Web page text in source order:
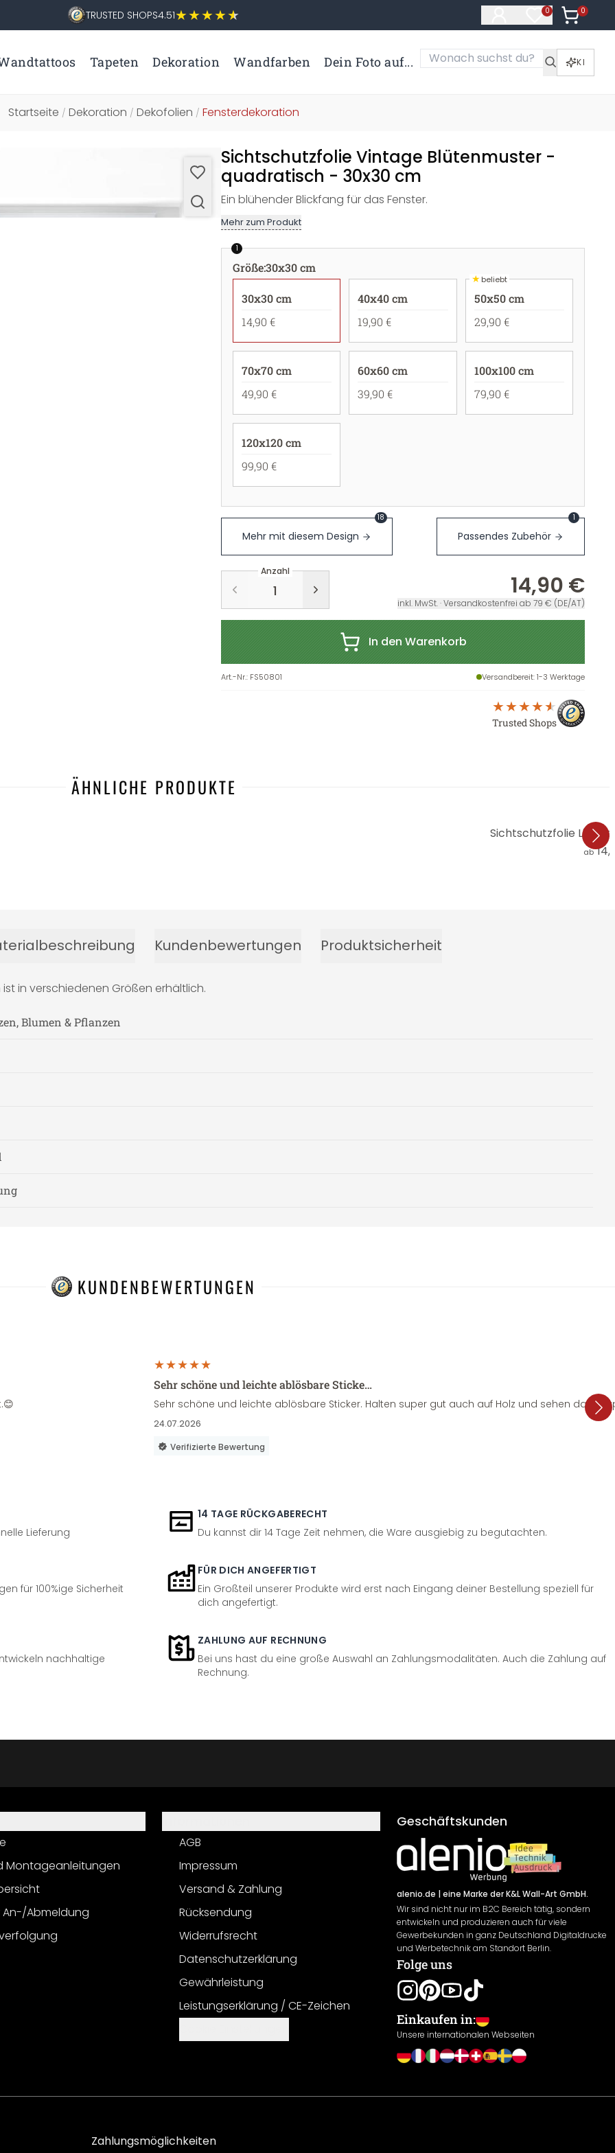
TRUSTED SHOPS4.51 0
Artikel im
0
Artikel
Tapeten Dekoration Wandfarben Dein Foto auf... KI
Startseite / Dekoration / Dekofolien / Fensterdekoration
Sichtschutzfolie Vintage Blütenmuster -
quadratisch - 30x30 cm
Ein blühender Blickfang für das Fenster.
Mehr zum Produkt
1
Größe:30x30 cm
30x30 cm
14,90 €
40x40 cm
19,90 €
★beliebt
50x50 cm
29,90 €
70x70 cm
49,90 €
60x60 cm
39,90 €
100x100 cm
79,90 €
120x120 cm
99,90 €
Mehr mit diesem Design
18
Passendes Zubehör
1
Anzahl
14,90 €
inkl. MwSt. · Versandkostenfrei ab 79 € (DE/AT)
In den Warenkorb
Art.-Nr.: FS50801 Versandbereit: 1-3 Werktage
Trusted Shops
ÄHNLICHE PRODUKTE
Sichtschutzfolie
ab
Kundenbewertungen Produktsicherheit
in verschiedenen Größen erhältlich.
Blumen & Pflanzen
KUNDENBEWERTUNGEN
Sehr schöne und leichte ablösbare Sticke…
Sehr schöne und leichte ablösbare Sticker. Halten super gut auch auf Holz und sehen dazu
24.07.2026
Verifizierte Bewertung
Lieferung
14 TAGE RÜCKGABERECHT
Du kannst dir 14 Tage Zeit nehmen, die Ware ausgiebig zu begutachten.
für 100%ige Sicherheit
FÜR DICH ANGEFERTIGT
Ein Großteil unserer Produkte wird erst nach Eingang deiner Bestellung speziell für
dich angefertigt.
nachhaltige
ZAHLUNG AUF RECHNUNG
Bei uns hast du eine große Auswahl an Zahlungsmodalitäten. Auch die Zahlung auf
Rechnung.
Montageanleitungen
An-/Abmeldung
AGB
Impressum
Versand & Zahlung
Rücksendung
Widerrufsrecht
Datenschutzerklärung
Gewährleistung
Leistungserklärung / CE-Zeichen
Geschäftskunden
alenio.de | eine Marke der K&L Wall-Art GmbH.
Wir sind nicht nur im B2C Bereich tätig, sondern
entwickeln und produzieren auch für viele
Gewerbekunden in ganz Deutschland Digitaldrucke
und Werbetechnik am Standort Berlin.
Folge uns
Einkaufen in:
Unsere internationalen Webseiten
Zahlungsmöglichkeiten